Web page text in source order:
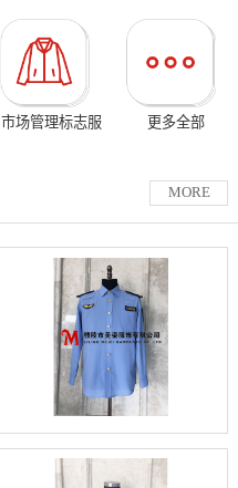
市场管理标志服 更多全部
MORE